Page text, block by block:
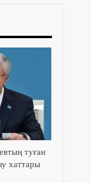
туған
хаттары